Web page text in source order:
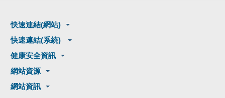
快速連結(網站)
快速連結(系統)
健康安全資訊
網站資源
網站資訊